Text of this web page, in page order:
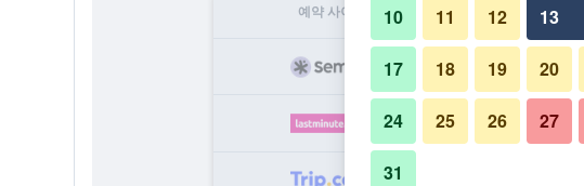
예약 사이트 1박당 총액
147,443원
165,895원
10 11 12 13
17 18 19 20
24 25 26 27
31